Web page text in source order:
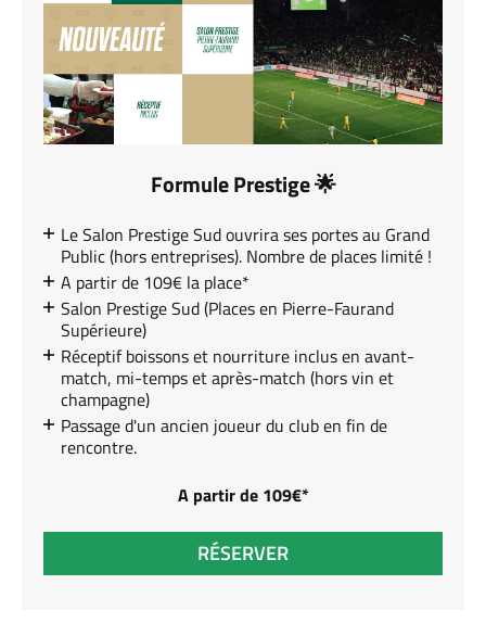
Formule Prestige 🌟
Le Salon Prestige Sud ouvrira ses portes au Grand
Public (hors entreprises). Nombre de places limité !
A partir de 109€ la place*
Salon Prestige Sud (Places en Pierre-Faurand
Supérieure)
Réceptif boissons et nourriture inclus en avant-
match, mi-temps et après-match (hors vin et
champagne)
Passage d'un ancien joueur du club en fin de
rencontre.
A partir de 109€*
RÉSERVER